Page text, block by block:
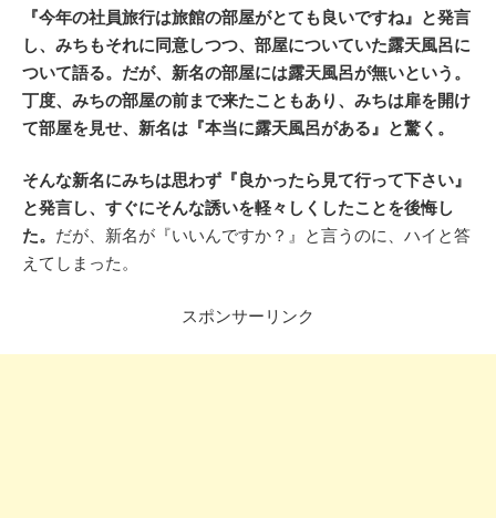
『今年の社員旅行は旅館の部屋がとても良いですね』と発言
し、みちもそれに同意しつつ、部屋についていた露天風呂に
ついて語る。だが、新名の部屋には露天風呂が無いという。
丁度、みちの部屋の前まで来たこともあり、みちは扉を開け
て部屋を見せ、新名は『本当に露天風呂がある』と驚く。
そんな新名にみちは思わず『良かったら見て行って下さい』
と発言し、すぐにそんな誘いを軽々しくしたことを後悔し
た。 だが、新名が『いいんですか？』と言うのに、ハイと答
えてしまった。
スポンサーリンク